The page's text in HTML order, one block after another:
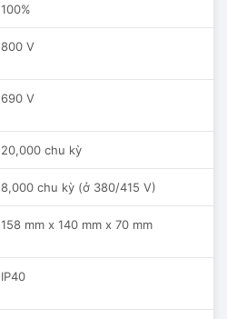
100%
800 V
690 V
20,000 chu kỳ
8,000 chu kỳ (ở 380/415 V)
158 mm x 140 mm x 70 mm
IP40